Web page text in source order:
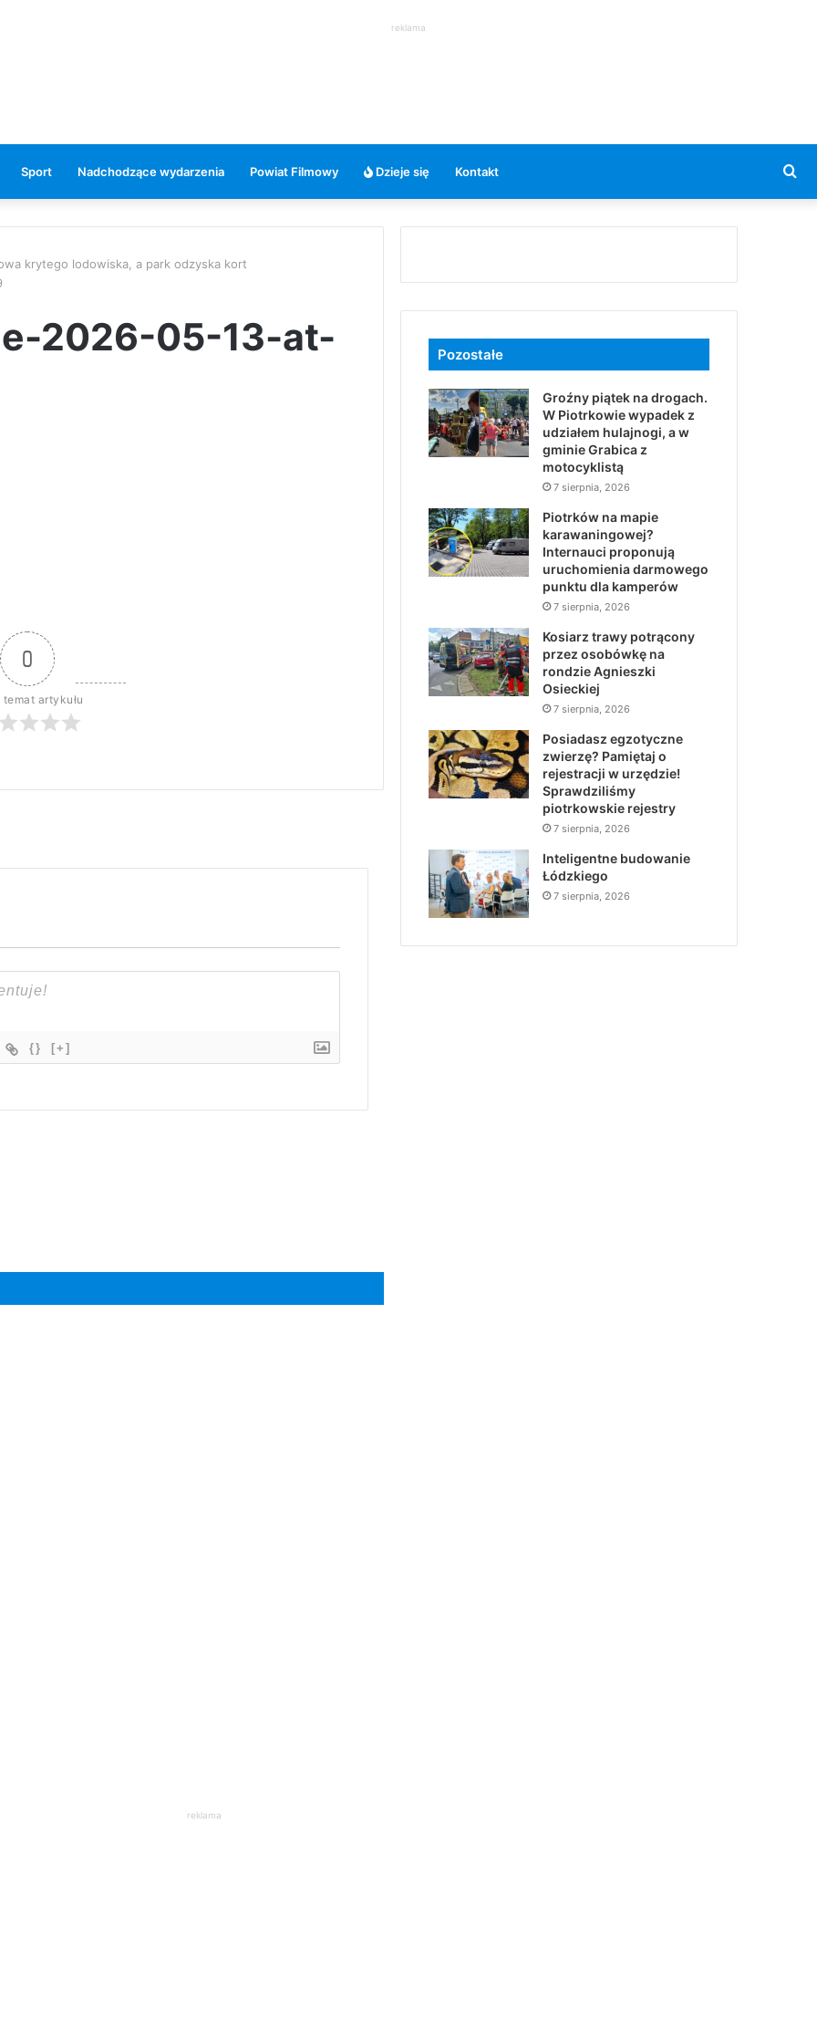
reklama
Sport Nadchodzące wydarzenia Powiat Filmowy Dzieje się Kontakt
krytego lodowiska, a park odzyska kort
2026-05-13-at-
0
temat artykułu
{} [+]
Pozostałe
Groźny piątek na drogach.
W Piotrkowie wypadek z
udziałem hulajnogi, a w
gminie Grabica z
motocyklistą
7 sierpnia, 2026
Piotrków na mapie
karawaningowej?
Internauci proponują
uruchomienia darmowego
punktu dla kamperów
7 sierpnia, 2026
Kosiarz trawy potrącony
przez osobówkę na
rondzie Agnieszki
Osieckiej
7 sierpnia, 2026
Posiadasz egzotyczne
zwierzę? Pamiętaj o
rejestracji w urzędzie!
Sprawdziliśmy
piotrkowskie rejestry
7 sierpnia, 2026
Inteligentne budowanie
Łódzkiego
7 sierpnia, 2026
reklama